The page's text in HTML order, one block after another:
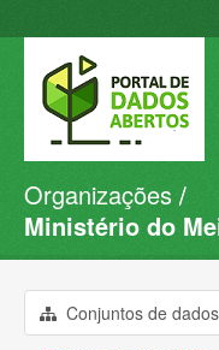
Conjuntos de dados
Organizações
Sobre
Organizações
Ministério do
Conjuntos de dados